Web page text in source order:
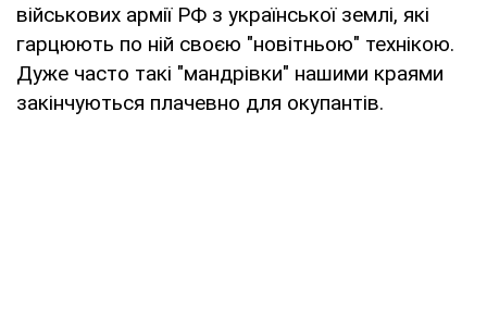
військових армії РФ з української землі, які
гарцюють по ній своєю "новітньою" технікою.
Дуже часто такі "мандрівки" нашими краями
закінчуються плачевно для окупантів.